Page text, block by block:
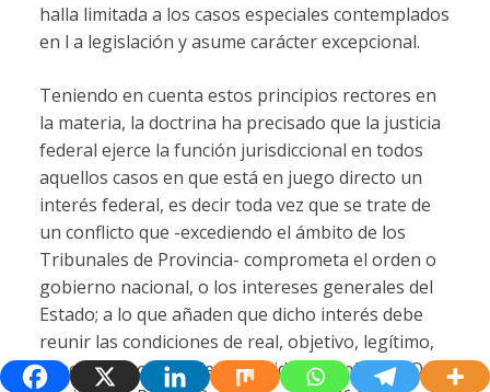
halla limitada a los casos especiales contemplados
en l a legislación y asume carácter excepcional.
Teniendo en cuenta estos principios rectores en
la materia, la doctrina ha precisado que la justicia
federal ejerce la función jurisdiccional en todos
aquellos casos en que está en juego directo un
interés federal, es decir toda vez que se trate de
un conflicto que -excediendo el ámbito de los
Tribunales de Provincia- comprometa el orden o
gobierno nacional, o los intereses generales del
Estado; a lo que añaden que dicho interés debe
reunir las condiciones de real, objetivo, legítimo,
concreto y con suficiente entidad. (Confr. HARO,